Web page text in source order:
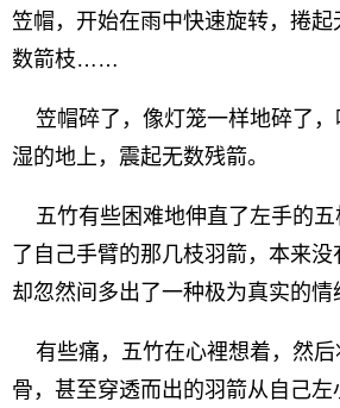
笠帽，开始在雨中快速旋转，捲
数箭枝……
笠帽碎了，像灯笼一样地碎了，
湿的地上，震起无数残箭。
五竹有些困难地伸直了左手的五
了自己手臂的那几枝羽箭，本来
却忽然间多出了一种极为真实的情
有些痛，五竹在心裡想着，然后
骨，甚至穿透而出的羽箭从自己左